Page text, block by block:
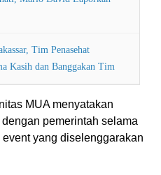
Tim Penasehat
Kasih dan Banggakan Tim
MUA menyatakan
pemerintah selama
yang diselenggarakan